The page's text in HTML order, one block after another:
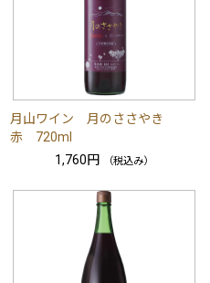
月山ワイン 月のささやき
赤 720ml
1,760円
（税込み）